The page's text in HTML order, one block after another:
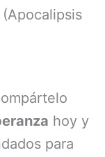
(Apocalipsis
hoy y
para